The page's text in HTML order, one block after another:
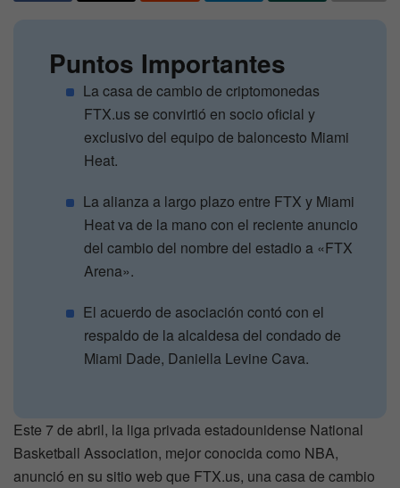
Puntos Importantes
La casa de cambio de criptomonedas
FTX.us se convirtió en socio oficial y
exclusivo del equipo de baloncesto Miami
Heat.
La alianza a largo plazo entre FTX y Miami
Heat va de la mano con el reciente anuncio
del cambio del nombre del estadio a «FTX
Arena».
El acuerdo de asociación contó con el
respaldo de la alcaldesa del condado de
Miami Dade, Daniella Levine Cava.
Este 7 de abril, la liga privada estadounidense National
Basketball Association, mejor conocida como NBA,
anunció en su sitio web que FTX.us, una casa de cambio